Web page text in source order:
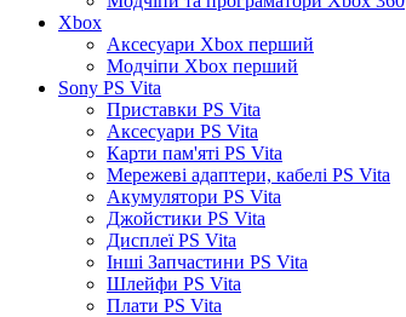
Xbox
Аксесуари Xbox перший
Модчіпи Xbox перший
Sony PS Vita
Приставки PS Vita
Аксесуари PS Vita
Карти пам'яті PS Vita
Мережеві адаптери, кабелі PS Vita
Акумулятори PS Vita
Джойстики PS Vita
Дисплеї PS Vita
Інші Запчастини PS Vita
Шлейфи PS Vita
Плати PS Vita